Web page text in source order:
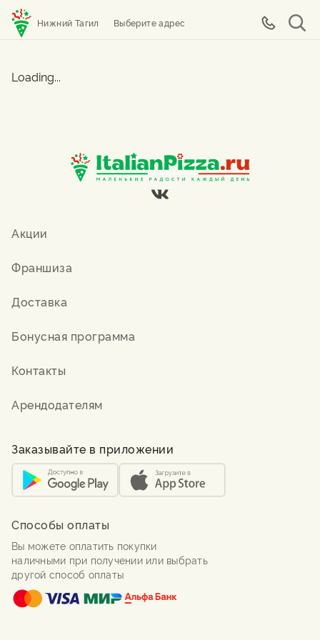
Нижний Тагил Выберите адрес
Loading...
Акции
Франшиза
Доставка
Бонусная программа
Контакты
Арендодателям
Заказывайте в приложении
Способы оплаты
Вы можете оплатить покупки
наличными при получении или выбрать
другой способ оплаты